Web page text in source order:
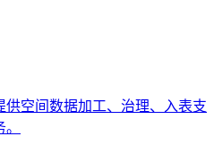
空间数据加工、治理、入表支